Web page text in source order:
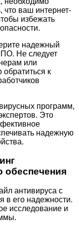
что ваш интернет-
избежать
надежный
ПО. Не следует
или
к
программ,
Это
надежную
обеспечения
антивируса с
в его надежности.
исследование и